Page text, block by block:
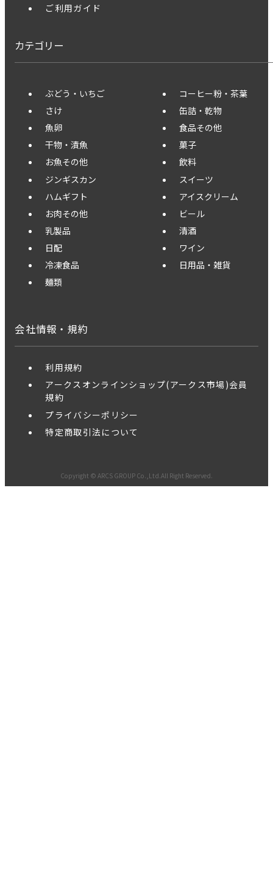
ご利用ガイド
カテゴリー
ぶどう・いちご
さけ
魚卵
干物・漬魚
お魚その他
ジンギスカン
ハムギフト
お肉その他
乳製品
日配
冷凍食品
麺類
コーヒー粉・茶葉
缶詰・乾物
食品その他
菓子
飲料
スイーツ
アイスクリーム
ビール
清酒
ワイン
日用品・雑貨
会社情報・規約
利用規約
アークスオンラインショップ(アークス市場)会員
規約
プライバシーポリシー
特定商取引法について
Copyright © ARCS GROUP Co.,Ltd.All Right Reserved.